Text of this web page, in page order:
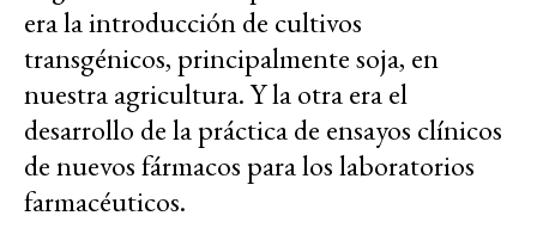
era la introducción de cultivos
transgénicos, principalmente soja, en
nuestra agricultura. Y la otra era el
desarrollo de la práctica de ensayos clínicos
de nuevos fármacos para los laboratorios
farmacéuticos.